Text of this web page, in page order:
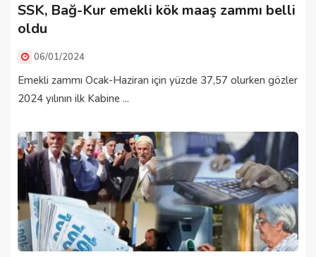
SSK, Bağ-Kur emekli kök maaş zammı belli
oldu
06/01/2024
Emekli zammı Ocak-Haziran için yüzde 37,57 olurken gözler
2024 yılının ilk Kabine ...